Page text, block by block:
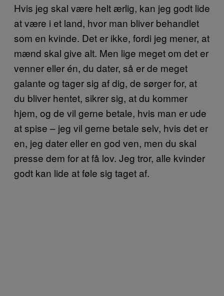
Hvis jeg skal være helt ærlig, kan jeg godt lide
at være i et land, hvor man bliver behandlet
som en kvinde. Det er ikke, fordi jeg mener, at
mænd skal give alt. Men lige meget om det er
venner eller én, du dater, så er de meget
galante og tager sig af dig, de sørger for, at
du bliver hentet, sikrer sig, at du kommer
hjem, og de vil gerne betale, hvis man er ude
at spise – jeg vil gerne betale selv, hvis det er
en, jeg dater eller en god ven, men du skal
presse dem for at få lov. Jeg tror, alle kvinder
godt kan lide at føle sig taget af.